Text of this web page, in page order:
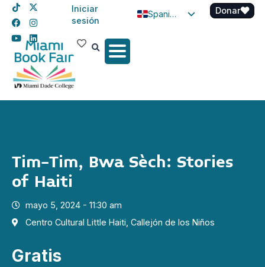
Iniciar
sesión
Spanish
Donar
Tim-Tim, Bwa Sèch: Stories
of Haiti
mayo 5, 2024 - 11:30 am
Centro Cultural Little Haiti, Callejón de los Niños
Gratis